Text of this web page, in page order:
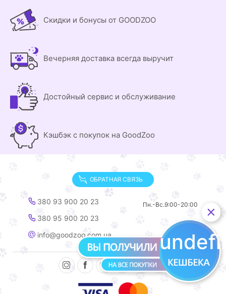
Скидки и бонусы от GOODZOO
Вечерняя доставка всегда выручит
Достойный сервис и обслуживание
Кэшбэк с покупок на GoodZoo
ОБРАТНАЯ СВЯЗЬ
380 93 900 20 23
380 95 900 20 23
info@goodzoo.com.ua
Пн.-Вс.9:00-20:00